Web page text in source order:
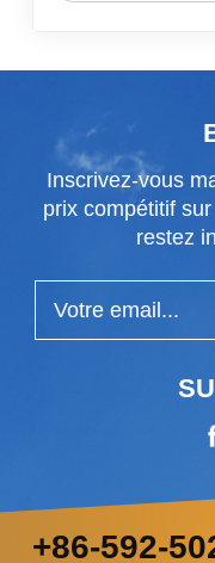
Inscrivez-vous
prix compétitif
restez
+86-592-